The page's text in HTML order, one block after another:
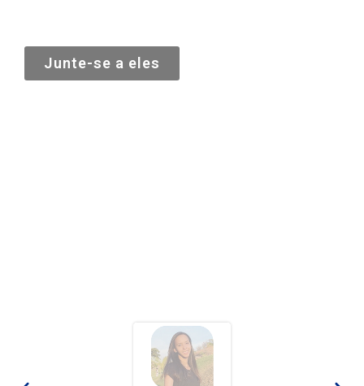
Junte-se a eles